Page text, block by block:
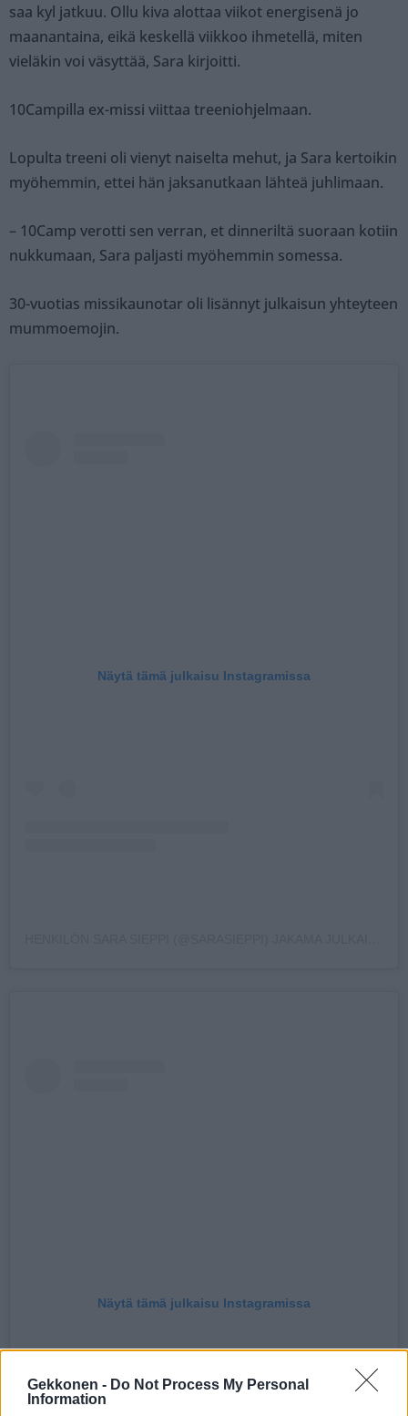
Gekkonen - Do Not Process My Personal
Information
saa kyl jatkuu. Ollu kiva alottaa viikot energisenä jo
maanantaina, eikä keskellä viikkoo ihmetellä, miten
vieläkin voi väsyttää, Sara kirjoitti.
10Campilla ex-missi viittaa treeniohjelmaan.
Lopulta treeni oli vienyt naiselta mehut, ja Sara kertoikin
myöhemmin, ettei hän jaksanutkaan lähteä juhlimaan.
– 10Camp verotti sen verran, et dinneriltä suoraan kotiin
nukkumaan, Sara paljasti myöhemmin somessa.
30-vuotias missikaunotar oli lisännyt julkaisun yhteyteen
mummoemojin.
Näytä tämä julkaisu Instagramissa
Näytä tämä julkaisu Instagramissa